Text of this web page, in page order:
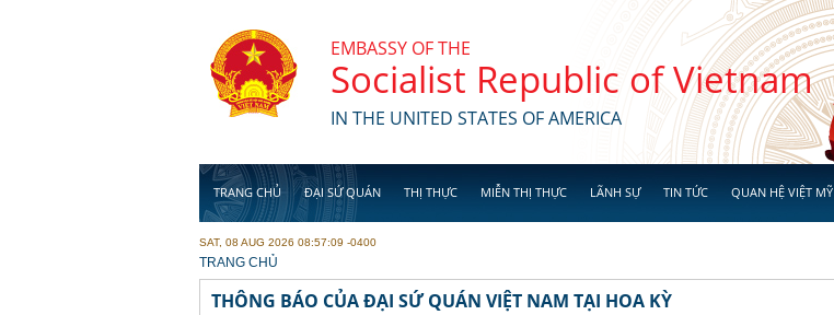
EMBASSY OF THE
Socialist Republic of Vietnam
IN THE UNITED STATES OF AMERICA
TRANG CHỦ ĐẠI SỨ QUÁN THỊ THỰC MIỄN THỊ THỰC LÃNH SỰ TIN TỨC QUAN HỆ VIỆT MỸ
SAT, 08 AUG 2026 08:57:09 -0400
YOU ARE HERE
TRANG CHỦ
THÔNG BÁO CỦA ĐẠI SỨ QUÁN VIỆT NAM TẠI HOA KỲ